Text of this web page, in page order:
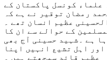
علماء کونسل پاکستان کے
رمضان توقیر نے ہے کہ
عظیم انسان تھے ۔
کے حوالے سے ان کا
ہے ۔شہید حسینی آج بھی
اہل تشیع انہیں اپنا
عظیم قائد سمجھتے ہیں ۔